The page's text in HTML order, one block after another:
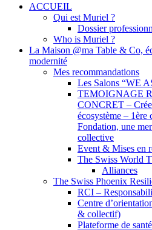
Close
ACCUEIL
Qui est Muriel ?
Dossier
Who is Muriel ?
La Maison @ma Table & Co,
modernité
Mes recommandations
Les Salons “WE
TEMOIGNAGE
CONCRET –
écosystème – 1ère
Fondation, une
collective
Event & Mises en
The Swiss World
Alliances
The Swiss Phoenix
RCI –
Centre
& collectif)
Plateforme de santé